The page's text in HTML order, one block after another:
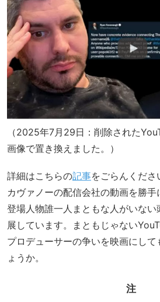
（2025年7月29日：削除された
画像で置き換えました。）
詳細はこちらの記事をごらんくだ
カヴァノーの配信会社の動画を勝手
登場人物誰一人まともな人がいな
展しています。まともじゃない
プロデューサーの争いを映画にし
ょうか。
注